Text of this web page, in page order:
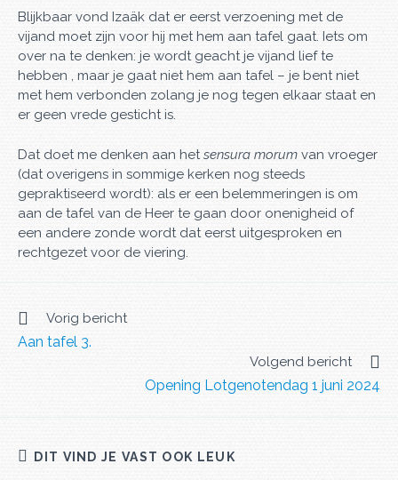
Blijkbaar vond Izaäk dat er eerst verzoening met de
vijand moet zijn voor hij met hem aan tafel gaat. Iets om
over na te denken: je wordt geacht je vijand lief te
hebben , maar je gaat niet hem aan tafel – je bent niet
met hem verbonden zolang je nog tegen elkaar staat en
er geen vrede gesticht is.
Dat doet me denken aan het sensura morum van vroeger
(dat overigens in sommige kerken nog steeds
gepraktiseerd wordt): als er een belemmeringen is om
aan de tafel van de Heer te gaan door onenigheid of
een andere zonde wordt dat eerst uitgesproken en
rechtgezet voor de viering.
Vorig bericht
Aan tafel 3.
Volgend bericht
Opening Lotgenotendag 1 juni 2024
DIT VIND JE VAST OOK LEUK